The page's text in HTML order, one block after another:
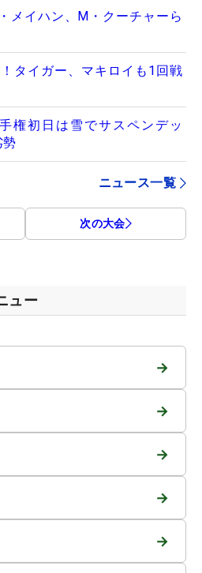
メイハン、M・クーチャーら
タイガー、マキロイも1回戦
権初日は雪でサスペンデッ
勢
ニュース一覧
次の大会
ュー
→
→
→
→
→